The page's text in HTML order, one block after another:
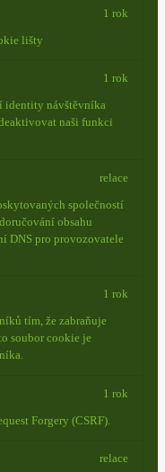
lišty
1 rok
identity návštěvníka
naši funkci
1 rok
společností
obsahu
DNS pro provozovatele
relace
tím, že zabraňuje
soubor cookie je
1 rok
Forgery (CSRF).
1 rok
relace